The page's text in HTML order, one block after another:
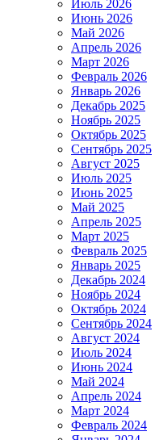
Июль 2026
Июнь 2026
Май 2026
Апрель 2026
Март 2026
Февраль 2026
Январь 2026
Декабрь 2025
Ноябрь 2025
Октябрь 2025
Сентябрь 2025
Август 2025
Июль 2025
Июнь 2025
Май 2025
Апрель 2025
Март 2025
Февраль 2025
Январь 2025
Декабрь 2024
Ноябрь 2024
Октябрь 2024
Сентябрь 2024
Август 2024
Июль 2024
Июнь 2024
Май 2024
Апрель 2024
Март 2024
Февраль 2024